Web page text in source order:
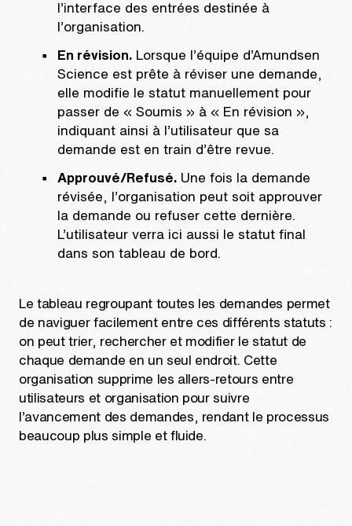
l’interface des entrées destinée à
l’organisation.
En révision. Lorsque l’équipe d’Amundsen
Science est prête à réviser une demande,
elle modifie le statut manuellement pour
passer de « Soumis » à « En révision »,
indiquant ainsi à l’utilisateur que sa
demande est en train d’être revue.
Approuvé/Refusé. Une fois la demande
révisée, l’organisation peut soit approuver
la demande ou refuser cette dernière.
L’utilisateur verra ici aussi le statut final
dans son tableau de bord.
Le tableau regroupant toutes les demandes permet
de naviguer facilement entre ces différents statuts :
on peut trier, rechercher et modifier le statut de
chaque demande en un seul endroit. Cette
organisation supprime les allers-retours entre
utilisateurs et organisation pour suivre
l’avancement des demandes, rendant le processus
beaucoup plus simple et fluide.